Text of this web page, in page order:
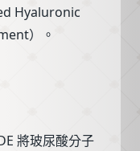
Hyaluronic
）。
將玻尿酸分子